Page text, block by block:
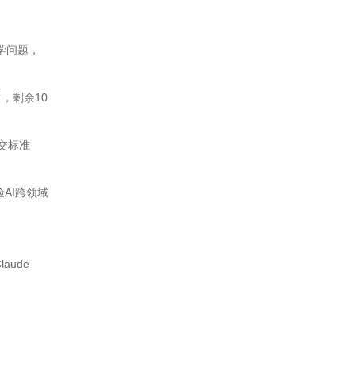
题，
剩余10
标准
AI跨领域